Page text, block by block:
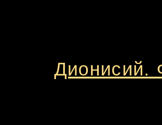
Дионисий.